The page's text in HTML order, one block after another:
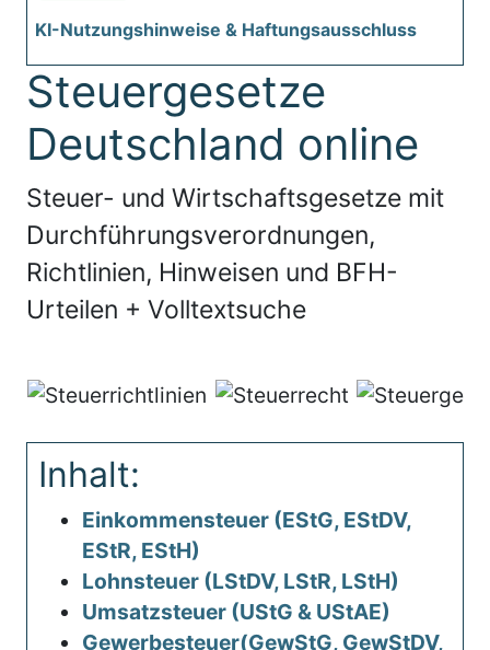
KI-Nutzungshinweise & Haftungsausschluss
Steuergesetze
Deutschland online
Steuer- und Wirtschaftsgesetze mit
Durchführungsverordnungen,
Richtlinien, Hinweisen und BFH-
Urteilen + Volltextsuche
Inhalt:
Einkommensteuer (EStG, EStDV,
EStR, EStH)
Lohnsteuer (LStDV, LStR, LStH)
Umsatzsteuer (UStG & UStAE)
Gewerbesteuer(GewStG, GewStDV,